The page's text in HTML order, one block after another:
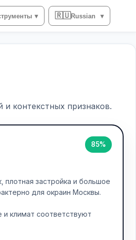
▾ 🇷🇺Russian ▾
контекстных признаков.
85%
застройка и большое
для окраин Москвы.
климат соответствуют